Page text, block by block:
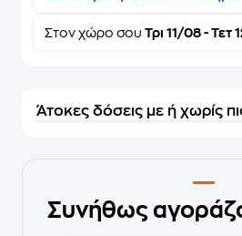
Στον χώρο σου Τρι 11/08 - Τετ
Άτοκες δόσεις με ή χωρίς
Συνήθως